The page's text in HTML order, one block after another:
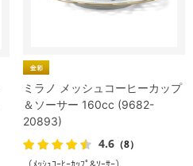
ミラノ メッシュコーヒーカップ
＆ソーサー 160cc (9682-
20893)
4.6 （8）